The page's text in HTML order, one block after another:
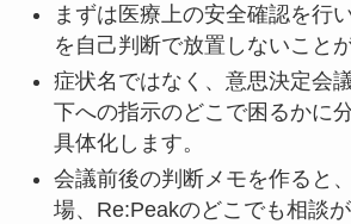
まずは医療上の安全確認を行
を自己判断で放置しないこと
症状名ではなく、意思決定会
下への指示のどこで困るかに
具体化します。
会議前後の判断メモを作ると
場、Re:Peakのどこでも相談